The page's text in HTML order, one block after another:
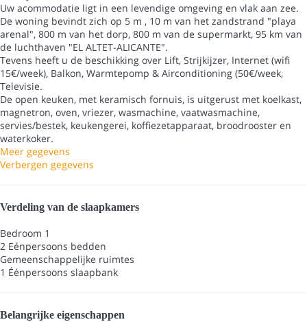
Uw acommodatie ligt in een levendige omgeving en vlak aan zee.
De woning bevindt zich op 5 m , 10 m van het zandstrand "playa
arenal", 800 m van het dorp, 800 m van de supermarkt, 95 km van
de luchthaven "EL ALTET-ALICANTE".
Tevens heeft u de beschikking over Lift, Strijkijzer, Internet (wifi
15€/week), Balkon, Warmtepomp & Airconditioning (50€/week,
Televisie.
De open keuken, met keramisch fornuis, is uitgerust met koelkast,
magnetron, oven, vriezer, wasmachine, vaatwasmachine,
servies/bestek, keukengerei, koffiezetapparaat, broodrooster en
waterkoker.
Meer gegevens
Verbergen gegevens
Verdeling van de slaapkamers
Bedroom 1
2 Eénpersoons bedden
Gemeenschappelijke ruimtes
1 Éénpersoons slaapbank
Belangrijke eigenschappen